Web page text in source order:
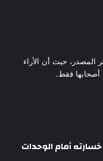
المصدر، حيث أن الأراء
أصحابها فقط.
أمام الوحدات